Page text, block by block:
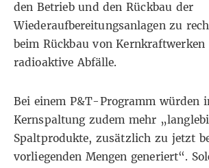
den Betrieb und den Rückbau der
Wiederaufbereitungsanlagen zu
beim Rückbau von Kernkraftwerken
radioaktive Abfälle.
Bei einem P&T-Programm würden
Kernspaltung zudem mehr
Spaltprodukte, zusätzlich zu jetzt
vorliegenden Mengen generiert“.